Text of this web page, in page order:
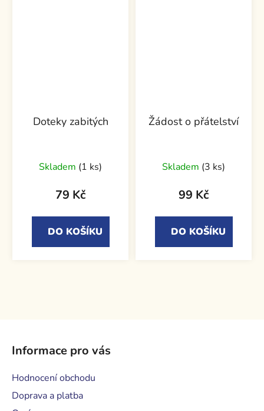
Doteky zabitých
Skladem (1 ks)
79 Kč
DO KOŠÍKU
Žádost o přátelství
Skladem (3 ks)
99 Kč
DO KOŠÍKU
Informace pro vás
Hodnocení obchodu
Doprava a platba